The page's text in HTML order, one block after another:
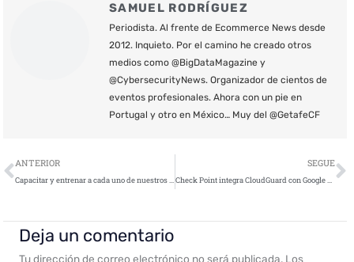
SAMUEL RODRÍGUEZ
Periodista. Al frente de Ecommerce News desde
2012. Inquieto. Por el camino he creado otros
medios como @BigDataMagazine y
@CybersecurityNews. Organizador de cientos de
eventos profesionales. Ahora con un pie en
Portugal y otro en México… Muy del @GetafeCF
Ant
ANTERIOR
Capacitar y entrenar a cada uno de nuestros empleados
SEGUE
Check Point integra CloudGuard con Google Cloud SCC
Deja un comentario
Tu dirección de correo electrónico no será publicada. Los